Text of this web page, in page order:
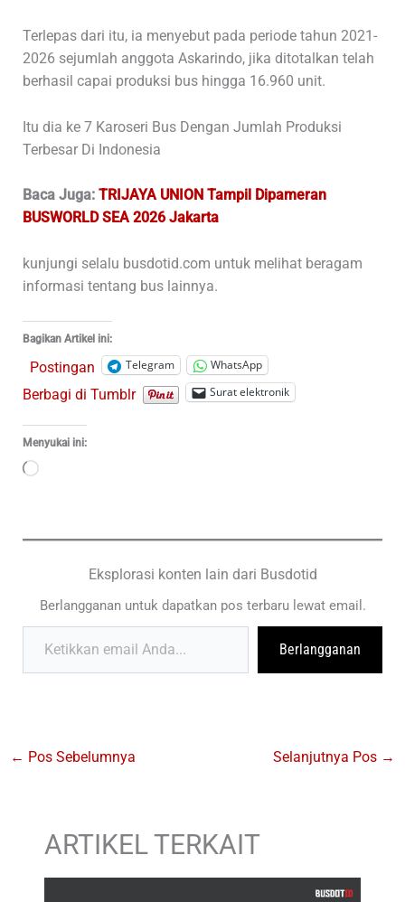
Terlepas dari itu, ia menyebut pada periode tahun 2021-
2026 sejumlah anggota Askarindo, jika ditotalkan telah
berhasil capai produksi bus hingga 16.960 unit.
Itu dia ke 7 Karoseri Bus Dengan Jumlah Produksi
Terbesar Di Indonesia
Baca Juga: TRIJAYA UNION Tampil Dipameran
BUSWORLD SEA 2026 Jakarta
kunjungi selalu busdotid.com untuk melihat beragam
informasi tentang bus lainnya.
Bagikan Artikel ini:
Postingan Telegram WhatsApp
Berbagi di Tumblr Surat elektronik
Menyukai ini:
Memuat...
Eksplorasi konten lain dari Busdotid
Berlangganan untuk dapatkan pos terbaru lewat email.
Ketikkan email Anda...
Berlangganan
← Pos Sebelumnya Selanjutnya Pos →
ARTIKEL TERKAIT